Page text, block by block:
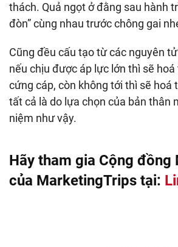
thách. Quả ngọt ở đằng sau hành
đòn” cùng nhau trước chông gai
Cũng đều cấu tạo từ các nguyên
nếu chịu được áp lực lớn thì sẽ
cứng cáp, còn không tới thì sẽ hoá
tất cả là do lựa chọn của bản thân
niệm như vậy.
Hãy tham gia Cộng đồng
của MarketingTrips tại: